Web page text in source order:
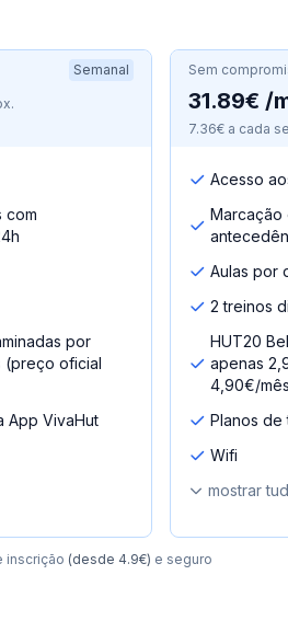
Semanal
com
por
(preço oficial
App VivaHut
Sem
31.89€ /
7.36€ a cada
Acesso
Marcação
Aulas por
2 treinos
HUT20
apenas
4,90€/
Planos de
Wifi
mostrar
inscrição (desde 4.9€) e seguro